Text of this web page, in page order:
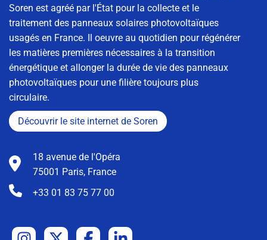
Soren est agréé par l'État pour la collecte et le
traitement des panneaux solaires photovoltaïques
usagés en France. Il oeuvre au quotidien pour régénérer
les matières premières nécessaires à la transition
énergétique et allonger la durée de vie des panneaux
photovoltaïques pour une filière toujours plus
circulaire.
Découvrir le site internet de Soren
18 avenue de l'Opéra
75001 Paris, France
+33 01 83 75 77 00